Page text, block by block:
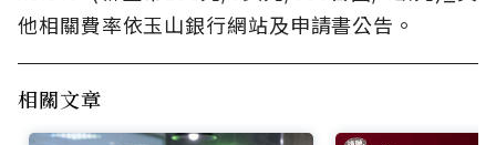
他相關費率依玉山銀行網站及申請書公告。
相關文章